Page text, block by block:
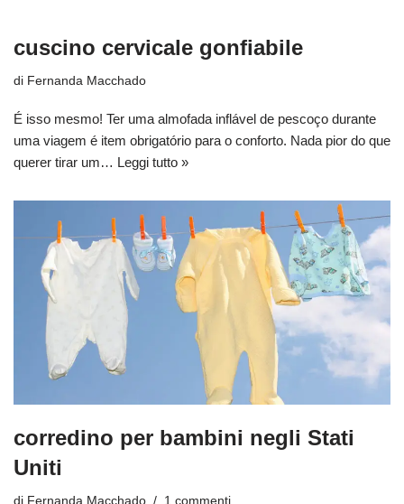
cuscino cervicale gonfiabile
di Fernanda Macchado
É isso mesmo! Ter uma almofada inflável de pescoço durante
uma viagem é item obrigatório para o conforto. Nada pior do que
querer tirar um… Leggi tutto »
corredino per bambini negli Stati
Uniti
di Fernanda Macchado 1 commenti